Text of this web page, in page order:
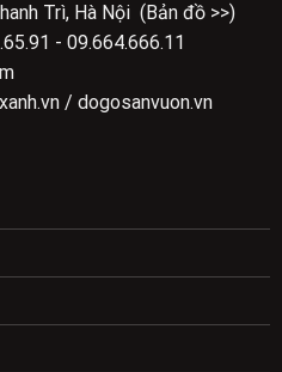
Trì, Hà Nội (Bản đồ >>)
- 09.664.666.11
/ dogosanvuon.vn